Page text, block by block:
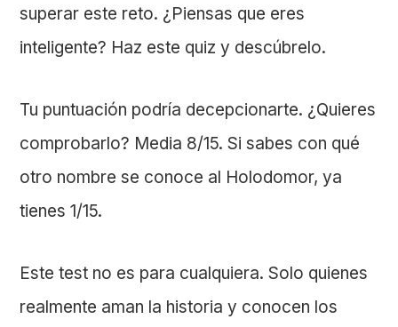
superar este reto. ¿Piensas que eres
inteligente? Haz este quiz y descúbrelo.
Tu puntuación podría decepcionarte. ¿Quieres
comprobarlo? Media 8/15. Si sabes con qué
otro nombre se conoce al Holodomor, ya
tienes 1/15.
Este test no es para cualquiera. Solo quienes
realmente aman la historia y conocen los